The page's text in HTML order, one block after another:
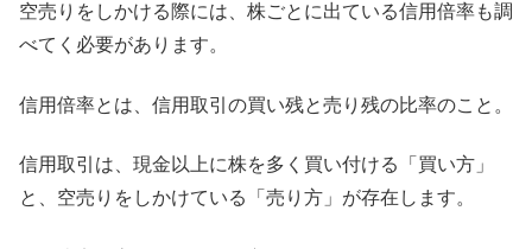
空売りをしかける際には、株ごとに出ている信用倍率も調
べてく必要があります。
信用倍率とは、信用取引の買い残と売り残の比率のこと。
信用取引は、現金以上に株を多く買い付ける「買い方」
と、空売りをしかけている「売り方」が存在します。